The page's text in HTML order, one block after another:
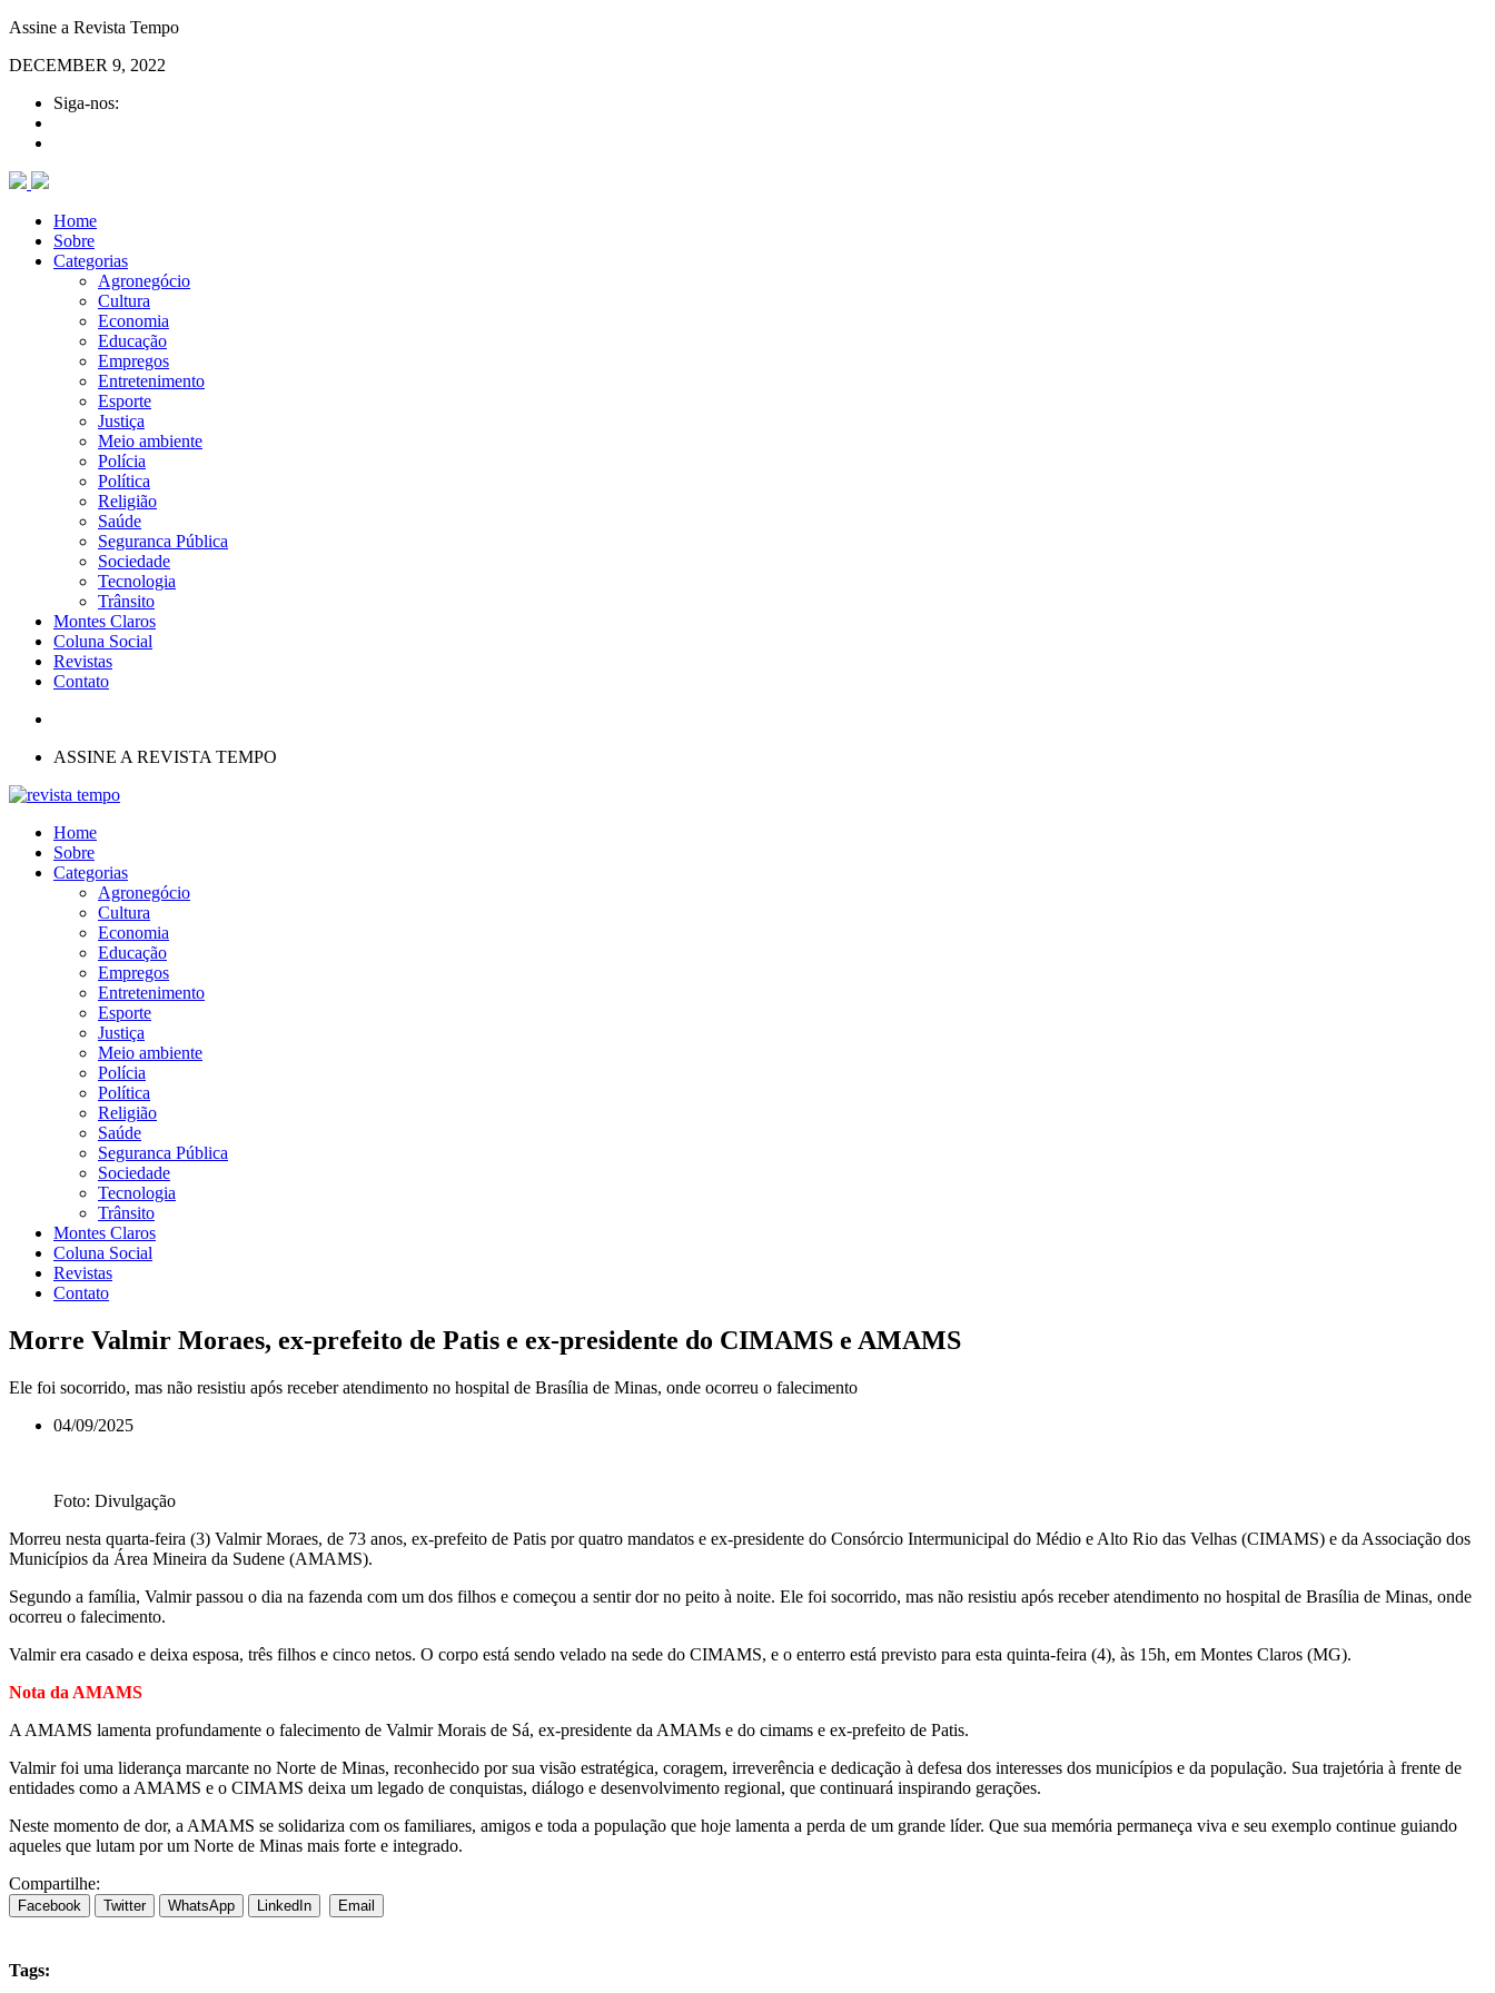
Assine a Revista Tempo
DECEMBER 9, 2022
Siga-nos:
Home
Sobre
Categorias
Agronegócio
Cultura
Economia
Educação
Empregos
Entretenimento
Esporte
Justiça
Meio ambiente
Polícia
Política
Religião
Saúde
Seguranca Pública
Sociedade
Tecnologia
Trânsito
Montes Claros
Coluna Social
Revistas
Contato
ASSINE A REVISTA TEMPO
Home
Sobre
Categorias
Agronegócio
Cultura
Economia
Educação
Empregos
Entretenimento
Esporte
Justiça
Meio ambiente
Polícia
Política
Religião
Saúde
Seguranca Pública
Sociedade
Tecnologia
Trânsito
Montes Claros
Coluna Social
Revistas
Contato
Morre Valmir Moraes, ex-prefeito de Patis e ex-presidente do CIMAMS e AMAMS
Ele foi socorrido, mas não resistiu após receber atendimento no hospital de Brasília de Minas, onde ocorreu o falecimento
04/09/2025
Foto: Divulgação
Morreu nesta quarta-feira (3) Valmir Moraes, de 73 anos, ex-prefeito de Patis por quatro mandatos e ex-presidente do Consórcio Intermunicipal do Médio e Alto Rio das Velhas (CIMAMS) e da Associação dos
Municípios da Área Mineira da Sudene (AMAMS).
Segundo a família, Valmir passou o dia na fazenda com um dos filhos e começou a sentir dor no peito à noite. Ele foi socorrido, mas não resistiu após receber atendimento no hospital de Brasília de Minas, onde
ocorreu o falecimento.
Valmir era casado e deixa esposa, três filhos e cinco netos. O corpo está sendo velado na sede do CIMAMS, e o enterro está previsto para esta quinta-feira (4), às 15h, em Montes Claros (MG).
Nota da AMAMS
A AMAMS lamenta profundamente o falecimento de Valmir Morais de Sá, ex-presidente da AMAMs e do cimams e ex-prefeito de Patis.
Valmir foi uma liderança marcante no Norte de Minas, reconhecido por sua visão estratégica, coragem, irreverência e dedicação à defesa dos interesses dos municípios e da população. Sua trajetória à frente de
entidades como a AMAMS e o CIMAMS deixa um legado de conquistas, diálogo e desenvolvimento regional, que continuará inspirando gerações.
Neste momento de dor, a AMAMS se solidariza com os familiares, amigos e toda a população que hoje lamenta a perda de um grande líder. Que sua memória permaneça viva e seu exemplo continue guiando
aqueles que lutam por um Norte de Minas mais forte e integrado.
Compartilhe:
Facebook Twitter WhatsApp LinkedIn Email
Tags: